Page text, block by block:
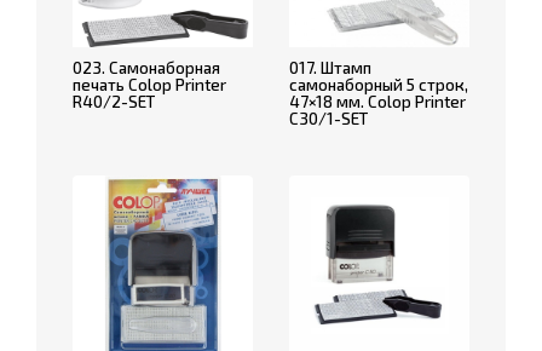
023. Самонаборная
печать Colop Printer
R40/2-SET
017. Штамп
самонаборный 5 строк,
47×18 мм. Colop Printer
C30/1-SET